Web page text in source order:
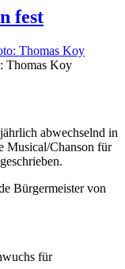
fest
Thomas Koy
abwechselnd in
Musical/Chanson für
Bürgermeister von
für